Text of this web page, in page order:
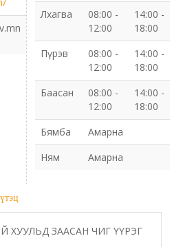
газар
газар
газар
орчны газар
аудитын газар
Лхагва
08:00 -
12:00
14:00 -
18:00
Пүрэв
08:00 -
12:00
14:00 -
18:00
Баасан
08:00 -
12:00
14:00 -
18:00
Бямба
Амарна
Ням
Амарна
ХУУЛЬД ЗААСАН ЧИГ ҮҮРЭГ